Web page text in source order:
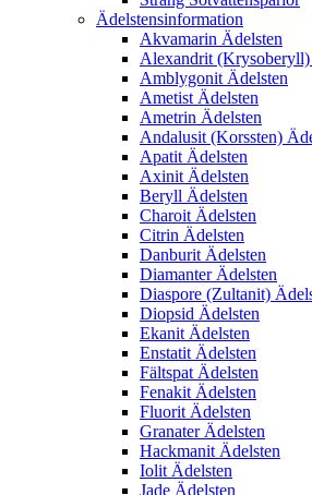
Ädelstensinformation
Akvamarin Ädelsten
Alexandrit (Krysoberyll)
Amblygonit Ädelsten
Ametist Ädelsten
Ametrin Ädelsten
Andalusit (Korssten)
Apatit Ädelsten
Axinit Ädelsten
Beryll Ädelsten
Charoit Ädelsten
Citrin Ädelsten
Danburit Ädelsten
Diamanter Ädelsten
Diaspore (Zultanit)
Diopsid Ädelsten
Ekanit Ädelsten
Enstatit Ädelsten
Fältspat Ädelsten
Fenakit Ädelsten
Fluorit Ädelsten
Granater Ädelsten
Hackmanit Ädelsten
Iolit Ädelsten
Jade Ädelsten